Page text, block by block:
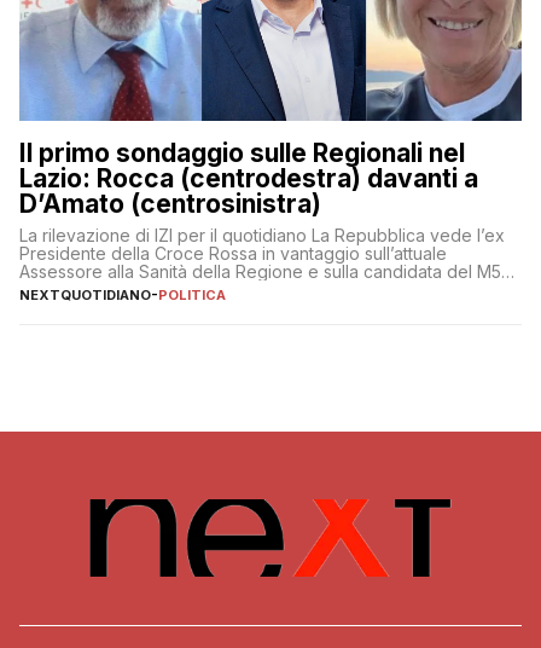
Il primo sondaggio sulle Regionali nel
Lazio: Rocca (centrodestra) davanti a
D’Amato (centrosinistra)
La rilevazione di IZI per il quotidiano La Repubblica vede l’ex
Presidente della Croce Rossa in vantaggio sull’attuale
Assessore alla Sanità della Regione e sulla candidata del M5S
Donatella Bianchi
NEXTQUOTIDIANO-POLITICA